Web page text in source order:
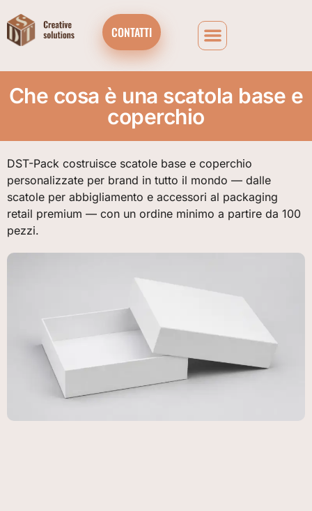
CONTATTI
Che cosa è una scatola base e
coperchio
DST-Pack costruisce scatole base e coperchio
personalizzate per brand in tutto il mondo — dalle
scatole per abbigliamento e accessori al packaging
retail premium — con un ordine minimo a partire da 100
pezzi.